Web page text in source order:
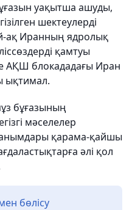
уақытша ашуды,
шектеулерді
ақ Иранның ядролық
қамтуы
АҚШ блокададағы Иран
ықтимал.
бұғазының
мәселелер
қарама-қайшы
әлі қол
бөлісу